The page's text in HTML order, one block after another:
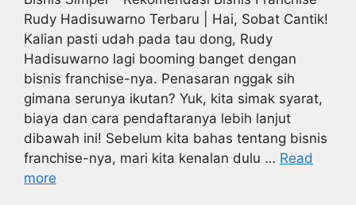
Rudy Hadisuwarno Terbaru | Hai, Sobat Cantik!
Kalian pasti udah pada tau dong, Rudy
Hadisuwarno lagi booming banget dengan
bisnis franchise-nya. Penasaran nggak sih
gimana serunya ikutan? Yuk, kita simak syarat,
biaya dan cara pendaftaranya lebih lanjut
dibawah ini! Sebelum kita bahas tentang bisnis
franchise-nya, mari kita kenalan dulu … Read
more